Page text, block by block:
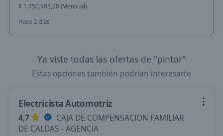
$ 1.750.905,00 (Mensual)
Hace 2 días
Ya viste todas las ofertas de "pintor"
Estas opciones también podrían interesarte
Electricista Automotriz
4,7
CAJA DE COMPENSACION FAMILIAR
DE CALDAS - AGENCIA